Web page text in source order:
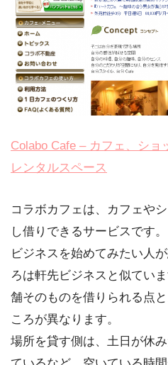
Colabo Cafe – カフェ、ショ
レンタルスペース
コラボカフェは、カフェや
し借りできるサービスです。
ビジネスを始めてみたい人
ろは軒先ビジネスと似てい
舗そのものを借りられる点
ころが異なります。
場所を貸す側は、土日が休